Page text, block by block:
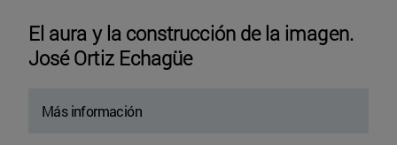
El aura y la construcción de la imagen.
José Ortiz Echagüe
Más información